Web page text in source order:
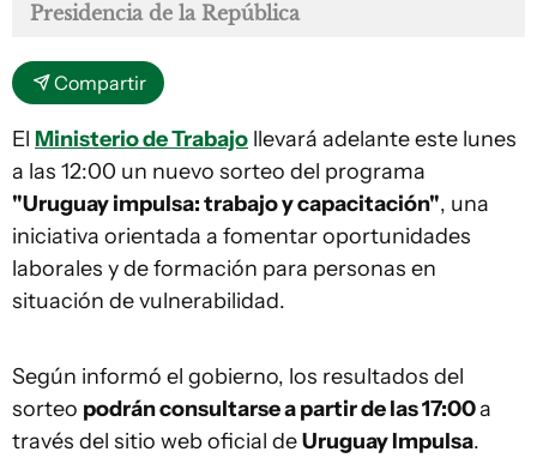
Presidencia de la República
Compartir
El Ministerio de Trabajo llevará adelante este lunes
a las 12:00 un nuevo sorteo del programa
"Uruguay impulsa: trabajo y capacitación", una
iniciativa orientada a fomentar oportunidades
laborales y de formación para personas en
situación de vulnerabilidad.
Según informó el gobierno, los resultados del
sorteo podrán consultarse a partir de las 17:00a
través del sitio web oficial deUruguay Impulsa.